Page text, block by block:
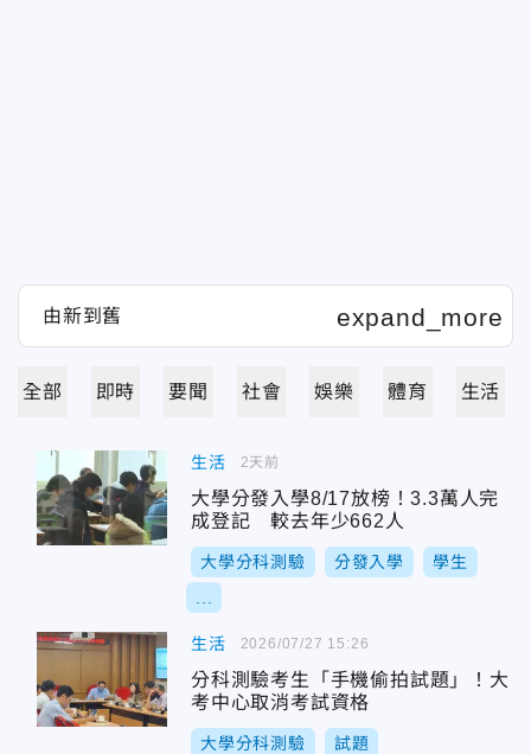
全部 即時 要聞 社會 娛樂 體育 生活
生活
大學分發入學8/17放榜！3.3萬人完
成登記 較去年少662人
大學分科測驗 分發入學 學生
2天前
生活
分科測驗考生「手機偷拍試題」！大
考中心取消考試資格
大學分科測驗 試題
2026/07/27 15:26